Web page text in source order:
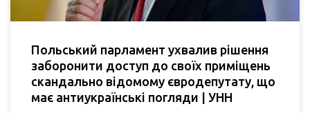
Польський парламент ухвалив рішення
заборонити доступ до своїх приміщень
скандально відомому євродепутату, що
має антиукраїнські погляди | УНН